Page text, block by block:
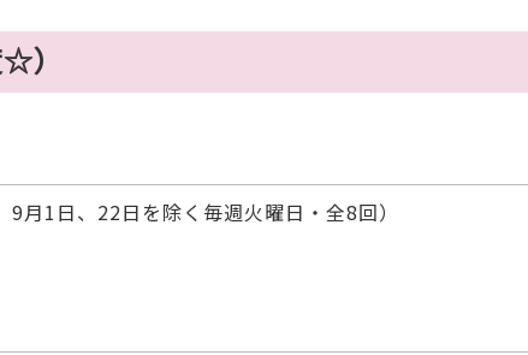
）
月1日、22日を除く毎週火曜日・全8回）